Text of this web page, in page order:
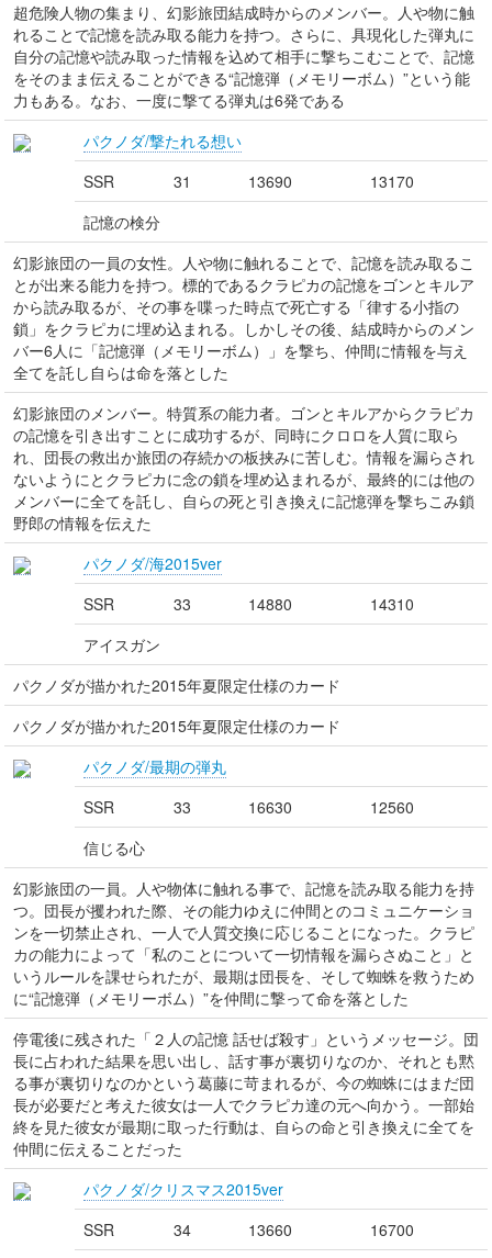
超危険人物の集まり、幻影旅団結成時からのメンバー。人や物に触
れることで記憶を読み取る能力を持つ。さらに、具現化した弾丸に
自分の記憶や読み取った情報を込めて相手に撃ちこむことで、記憶
をそのまま伝えることができる“記憶弾（メモリーボム）”という能
力もある。なお、一度に撃てる弾丸は6発である
パクノダ/撃たれる想い
SSR
31 13690
13170
記憶の検分
幻影旅団の一員の女性。人や物に触れることで、記憶を読み取るこ
とが出来る能力を持つ。標的であるクラピカの記憶をゴンとキルア
から読み取るが、その事を喋った時点で死亡する「律する小指の
鎖」をクラピカに埋め込まれる。しかしその後、結成時からのメン
バー6人に「記憶弾（メモリーボム）」を撃ち、仲間に情報を与え
全てを託し自らは命を落とした
幻影旅団のメンバー。特質系の能力者。ゴンとキルアからクラピカ
の記憶を引き出すことに成功するが、同時にクロロを人質に取ら
れ、団長の救出か旅団の存続かの板挟みに苦しむ。情報を漏らされ
ないようにとクラピカに念の鎖を埋め込まれるが、最終的には他の
メンバーに全てを託し、自らの死と引き換えに記憶弾を撃ちこみ鎖
野郎の情報を伝えた
パクノダ/海2015ver
SSR
33 14880
14310
アイスガン
パクノダが描かれた2015年夏限定仕様のカード
パクノダが描かれた2015年夏限定仕様のカード
パクノダ/最期の弾丸
SSR
33 16630
12560
信じる心
幻影旅団の一員。人や物体に触れる事で、記憶を読み取る能力を持
つ。団長が攫われた際、その能力ゆえに仲間とのコミュニケーショ
ンを一切禁止され、一人で人質交換に応じることになった。クラピ
カの能力によって「私のことについて一切情報を漏らさぬこと」と
いうルールを課せられたが、最期は団長を、そして蜘蛛を救うため
に“記憶弾（メモリーボム）”を仲間に撃って命を落とした
停電後に残された「２人の記憶 話せば殺す」というメッセージ。団
長に占われた結果を思い出し、話す事が裏切りなのか、それとも黙
る事が裏切りなのかという葛藤に苛まれるが、今の蜘蛛にはまだ団
長が必要だと考えた彼女は一人でクラピカ達の元へ向かう。一部始
終を見た彼女が最期に取った行動は、自らの命と引き換えに全てを
仲間に伝えることだった
パクノダ/クリスマス2015ver
SSR
34 13660
16700